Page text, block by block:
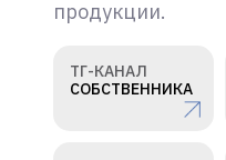
продукции.
ТГ-КАНАЛ
СОБСТВЕННИКА